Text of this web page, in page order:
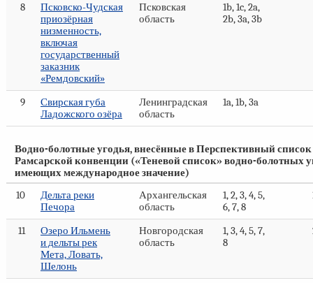
8
Псковско-Чудская
приозёрная
низменность,
включая
государственный
заказник
«Ремдовский»
Псковская
область
1b, 1c, 2a,
2b, 3a, 3b
9
Свирская губа
Ладожского озёра
Ленинградская
область
1a, 1b, 3a
Водно-болотные угодья, внесённые в Перспективный список
Рамсарской конвенции («Теневой список» водно-болотных
имеющих международное значение)
10
Дельта реки
Печора
Архангельская
область
1, 2, 3, 4, 5,
6, 7, 8
11
Озеро Ильмень
и дельты рек
Мета, Ловать,
Шелонь
Новгородская
область
1, 3, 4, 5, 7,
8